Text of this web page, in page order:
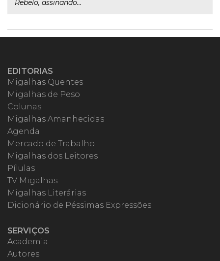
Rebelo, assinando...
EDITORIAS
Migalhas Quentes
Migalhas de Peso
Colunas
Migalhas Amanhecidas
Agenda
Mercado de Trabalho
Migalhas dos Leitores
Pílulas
TV Migalhas
Migalhas Literárias
Dicionário de Péssimas Expressões
SERVIÇOS
Academia
Autores